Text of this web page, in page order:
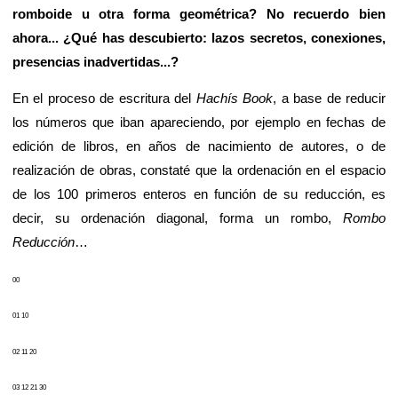
romboide u otra forma geométrica? No recuerdo bien
ahora... ¿Qué has descubierto: lazos secretos, conexiones,
presencias inadvertidas...?
En el proceso de escritura del Hachís Book, a base de reducir
los números que iban apareciendo, por ejemplo en fechas de
edición de libros, en años de nacimiento de autores, o de
realización de obras, constaté que la ordenación en el espacio
de los 100 primeros enteros en función de su reducción, es
decir, su ordenación diagonal, forma un rombo, Rombo
Reducción…
00
01 10
02 11 20
03 12 21 30